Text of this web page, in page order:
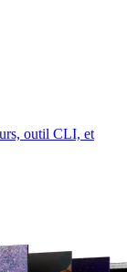
outil CLI, et